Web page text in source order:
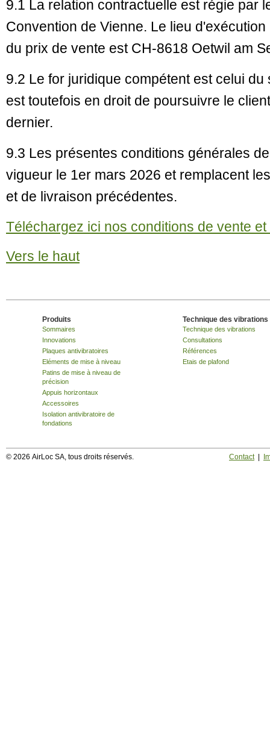
9.1 La relation contractuelle est régie par
Convention de Vienne. Le lieu
du prix de vente est CH-8618 Oetwil am
9.2 Le for juridique compétent est celui
est toutefois en droit de poursuivre le
dernier.
9.3 Les présentes conditions générales
vigueur le 1er mars 2026 et remplacent
et de livraison précédentes.
Téléchargez ici nos conditions de vente
Vers le haut
Produits
Sommaires
Innovations
Plaques antivibratoires
Eléments de mise à niveau
Patins de mise à niveau de
précision
Appuis horizontaux
Accessoires
Isolation antivibratoire de
fondations
Technique des vibrations
Technique des vibrations
Consultations
Références
Etais de plafond
© 2026 AirLoc SA, tous droits réservés. Contact|